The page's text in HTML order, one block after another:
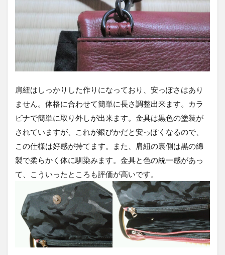
肩紐はしっかりした作りになっており、安っぽさはあり
ません。体格に合わせて簡単に長さ調整出来ます。カラ
ビナで簡単に取り外しが出来ます。金具は黒色の塗装が
されていますが、これが銀ぴかだと安っぽくなるので、
この仕様は好感が持てます。また、肩紐の裏側は黒の綿
製で柔らかく体に馴染みます。金具と色の統一感があっ
て、こういったところも評価が高いです。